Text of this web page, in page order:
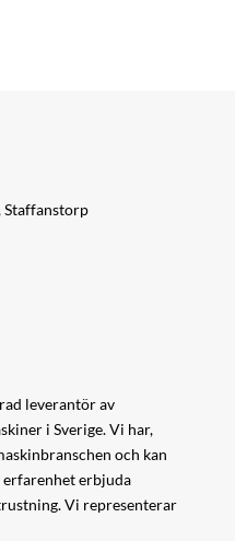
Staffanstorp
leverantör av
i Sverige. Vi har,
och kan
erfarenhet erbjuda
Vi representerar